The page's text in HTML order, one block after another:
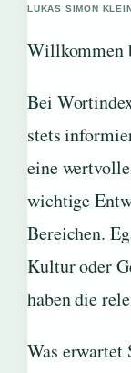
LUKAS SIMON
Willkommen
Bei
stets
eine
wichtige
Bereichen.
Kultur oder
haben die
Was erwartet